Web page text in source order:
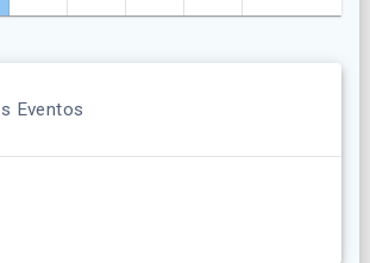
Eventos